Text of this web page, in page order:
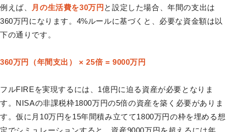
例えば、 月の生活費を30万円 と設定した場合、年間の支出は
360万円になります。4%ルールに基づくと、必要な資金額は以
下の通りです。
360万円（年間支出） × 25倍 = 9000万円
フルFIREを実現するには、1億円に迫る資産が必要となりま
す。NISAの非課税枠1800万円の5倍の資産を築く必要がありま
す。仮に月10万円を15年間積み立てて1800万円の枠を埋める想